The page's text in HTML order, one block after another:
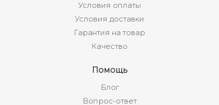
Условия оплаты
Условия доставки
Гарантия на товар
Качество
Помощь
Блог
Вопрос-ответ